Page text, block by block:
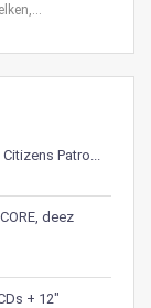
Patro...
deez
+ 12"